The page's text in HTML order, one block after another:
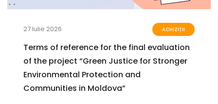
27 Iulie 2026 ACHIZIȚII
Terms of reference for the final evaluation
of the project “Green Justice for Stronger
Environmental Protection and
Communities in Moldova”